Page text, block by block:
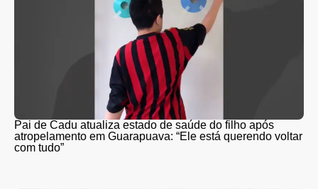
Pai de Cadu atualiza estado de saúde do filho após
atropelamento em Guarapuava: “Ele está querendo voltar
com tudo”